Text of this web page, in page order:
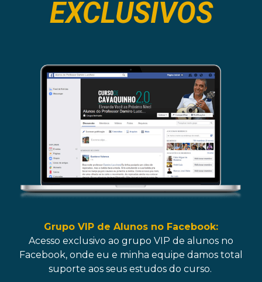
EXCLUSIVOS
Grupo VIP de Alunos no Facebook:
Acesso exclusivo ao grupo VIP de alunos no
Facebook, onde eu e minha equipe damos total
suporte aos seus estudos do curso.